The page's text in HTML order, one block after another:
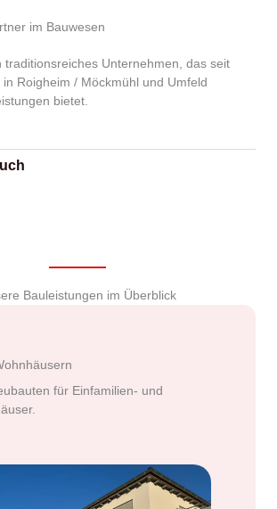
im Bauwesen
traditionsreiches Unternehmen, das seit
Roigheim / Möckmühl und Umfeld
bietet.
Bauleistungen im Überblick
für Einfamilien- und